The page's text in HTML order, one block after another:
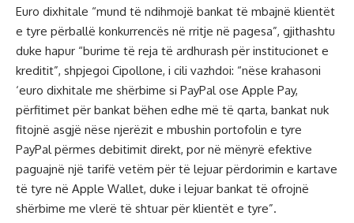
Euro dixhitale “mund të ndihmojë bankat të mbajnë klientët
e tyre përballë konkurrencës në rritje në pagesa”, gjithashtu
duke hapur “burime të reja të ardhurash për institucionet e
kreditit”, shpjegoi Cipollone, i cili vazhdoi: “nëse krahasoni
‘euro dixhitale me shërbime si PayPal ose Apple Pay,
përfitimet për bankat bëhen edhe më të qarta, bankat nuk
fitojnë asgjë nëse njerëzit e mbushin portofolin e tyre
PayPal përmes debitimit direkt, por në mënyrë efektive
paguajnë një tarifë vetëm për të lejuar përdorimin e kartave
të tyre në Apple Wallet, duke i lejuar bankat të ofrojnë
shërbime me vlerë të shtuar për klientët e tyre”.